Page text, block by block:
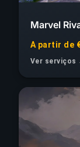
Marvel
A partir de
Ver serviços